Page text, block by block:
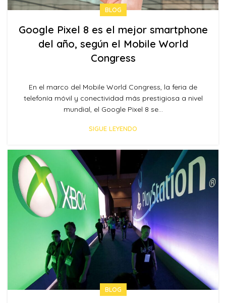
BLOG
Google Pixel 8 es el mejor smartphone
del año, según el Mobile World
Congress
En el marco del Mobile World Congress, la feria de
telefonía móvil y conectividad más prestigiosa a nivel
mundial, el Google Pixel 8 se...
SIGUE LEYENDO
BLOG